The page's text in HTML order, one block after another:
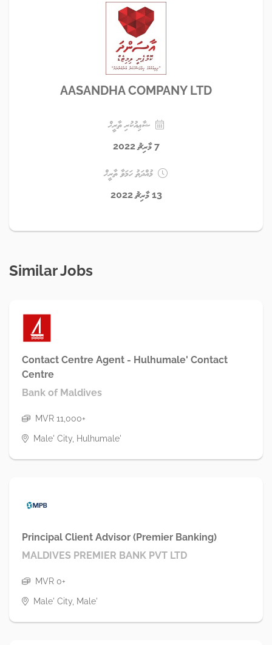
AASANDHA COMPANY LTD
ޝާޢިއުކުރި ތާރީޚް
7 މާރިޗު 2022
މުއްދަތު ހަމަވާ ތާރީޚް
13 މާރިޗު 2022
Similar Jobs
Contact Centre Agent - Hulhumale' Contact
Centre
Bank of Maldives
MVR 11,000+
Male' City, Hulhumale'
Principal Client Advisor (Premier Banking)
MALDIVES PREMIER BANK PVT LTD
MVR 0+
Male' City, Male'